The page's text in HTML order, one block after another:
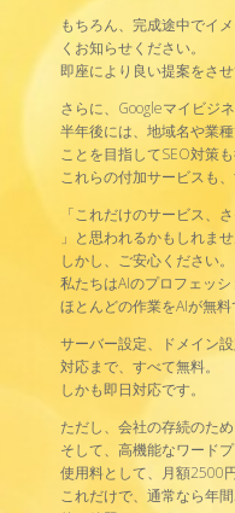
もちろん、完成途中でイ
くお知らせください。
即座により良い提案をさせ
さらに、Googleマイビジ
半年後には、地域名や業
ことを目指してSEO対策も
これらの付加サービスも、
「これだけのサービス、
」と思われるかもしれませ
しかし、ご安心ください。
私たちはAIのプロフェッシ
ほとんどの作業をAIが無料
サーバー設定、ドメイン
対応まで、すべて無料。
しかも即日対応です。
ただし、会社の存続のた
そして、高機能なワード
使用料として、月額2500
これだけで、通常なら年